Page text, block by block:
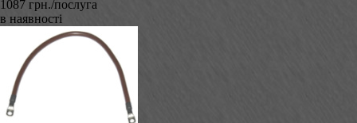
1087 грн./послуга
в наявності